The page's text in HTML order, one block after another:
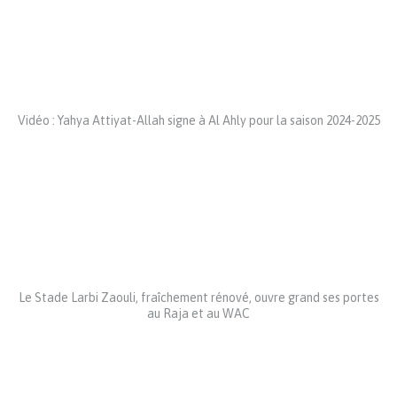
Vidéo : Yahya Attiyat-Allah signe à Al Ahly pour la saison 2024-2025
Le Stade Larbi Zaouli, fraîchement rénové, ouvre grand ses portes
au Raja et au WAC